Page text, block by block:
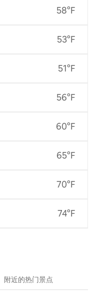
58°F
53°F
51°F
56°F
60°F
65°F
70°F
74°F
附近的热门景点